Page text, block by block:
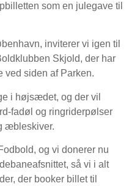
som en julegave til
inviterer vi igen til
Skjold, der har
ved siden af Parken.
i højsædet, og der vil
fadøl og ringriderpølser
æbleskiver.
og vi donerer nu
så vi i alt
der booker billet til